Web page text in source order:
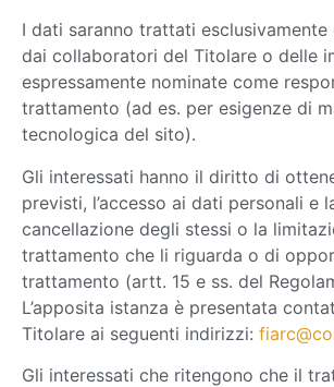
I dati saranno trattati esclusivamente
dai collaboratori del Titolare o delle
espressamente nominate come
trattamento (ad es. per esigenze di
tecnologica del sito).
Gli interessati hanno il diritto di
previsti, l’accesso ai dati personali e
cancellazione degli stessi o la
trattamento che li riguarda o di
trattamento (artt. 15 e ss. del
L’apposita istanza è presentata
Titolare ai seguenti indirizzi:
Gli interessati che ritengono che il